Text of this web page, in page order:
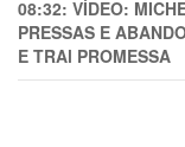
08:32: VÍDEO:
PRESSAS E
E TRAl PROMESSA